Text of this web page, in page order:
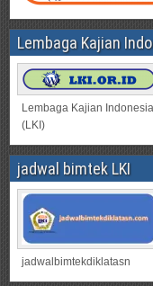
Lembaga Kajian
Lembaga Kajian Indonesia
(LKI)
jadwal bimtek LKI
jadwalbimtekdiklatasn